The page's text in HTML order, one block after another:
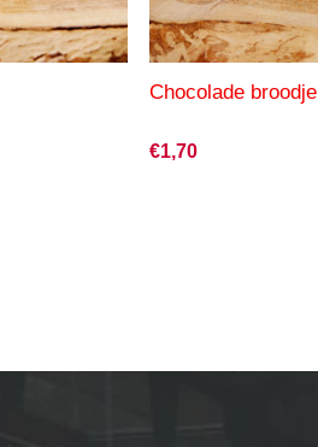
Chocolade broodje
€1,70